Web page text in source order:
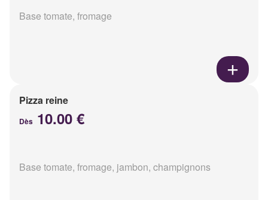
Base tomate, fromage
Pizza reine
Dès 10.00 €
Base tomate, fromage, jambon, champignons